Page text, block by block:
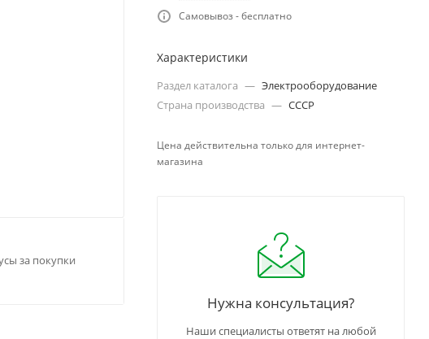
за покупки
Самовывоз - бесплатно
Характеристики
Раздел каталога — Электрооборудование
Страна производства — СССР
Цена действительна только для интернет-
магазина
Нужна консультация?
Наши специалисты ответят на любой